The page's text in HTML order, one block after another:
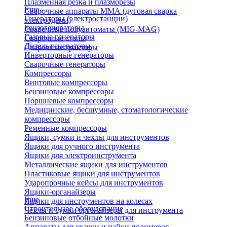
Плазменная резка и плазморезы
Сварочные аппараты ММА (дуговая сварка
электродами)
Сварочные полуавтоматы (MIG-MAG)
Сварочные столы
Сварочные тракторы
Еще
Генераторы (электростанции)
Бензогенераторы
Газовые генераторы
Дизель генераторы
Инверторные генераторы
Сварочные генераторы
Компрессоры
Винтовые компрессоры
Бензиновые компрессоры
Поршневые компрессоры
Медицинские, бесшумные, стоматологические
компрессоры
Ременные компрессоры
Ящики, сумки и чехлы для инструментов
Ящики для ручного инструмента
Ящики для электроинструмента
Металлические ящики для инструментов
Пластиковые ящики для инструментов
Ударопрочные кейсы для инструментов
Ящики-органайзеры
Ящики для инструментов на колесах
Чехлы и сумки органайзеры для инструмента
Еще
Строительное оборудование
Бензиновые отбойные молотки